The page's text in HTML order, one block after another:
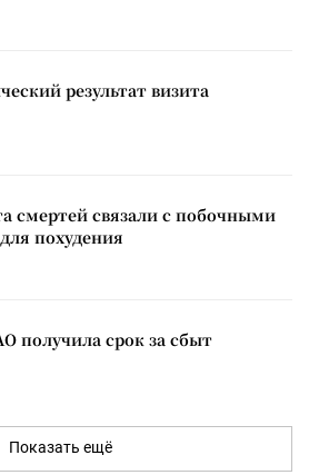
результат визита
смертей связали с побочными
похудения
получила срок за сбыт
Показать ещё